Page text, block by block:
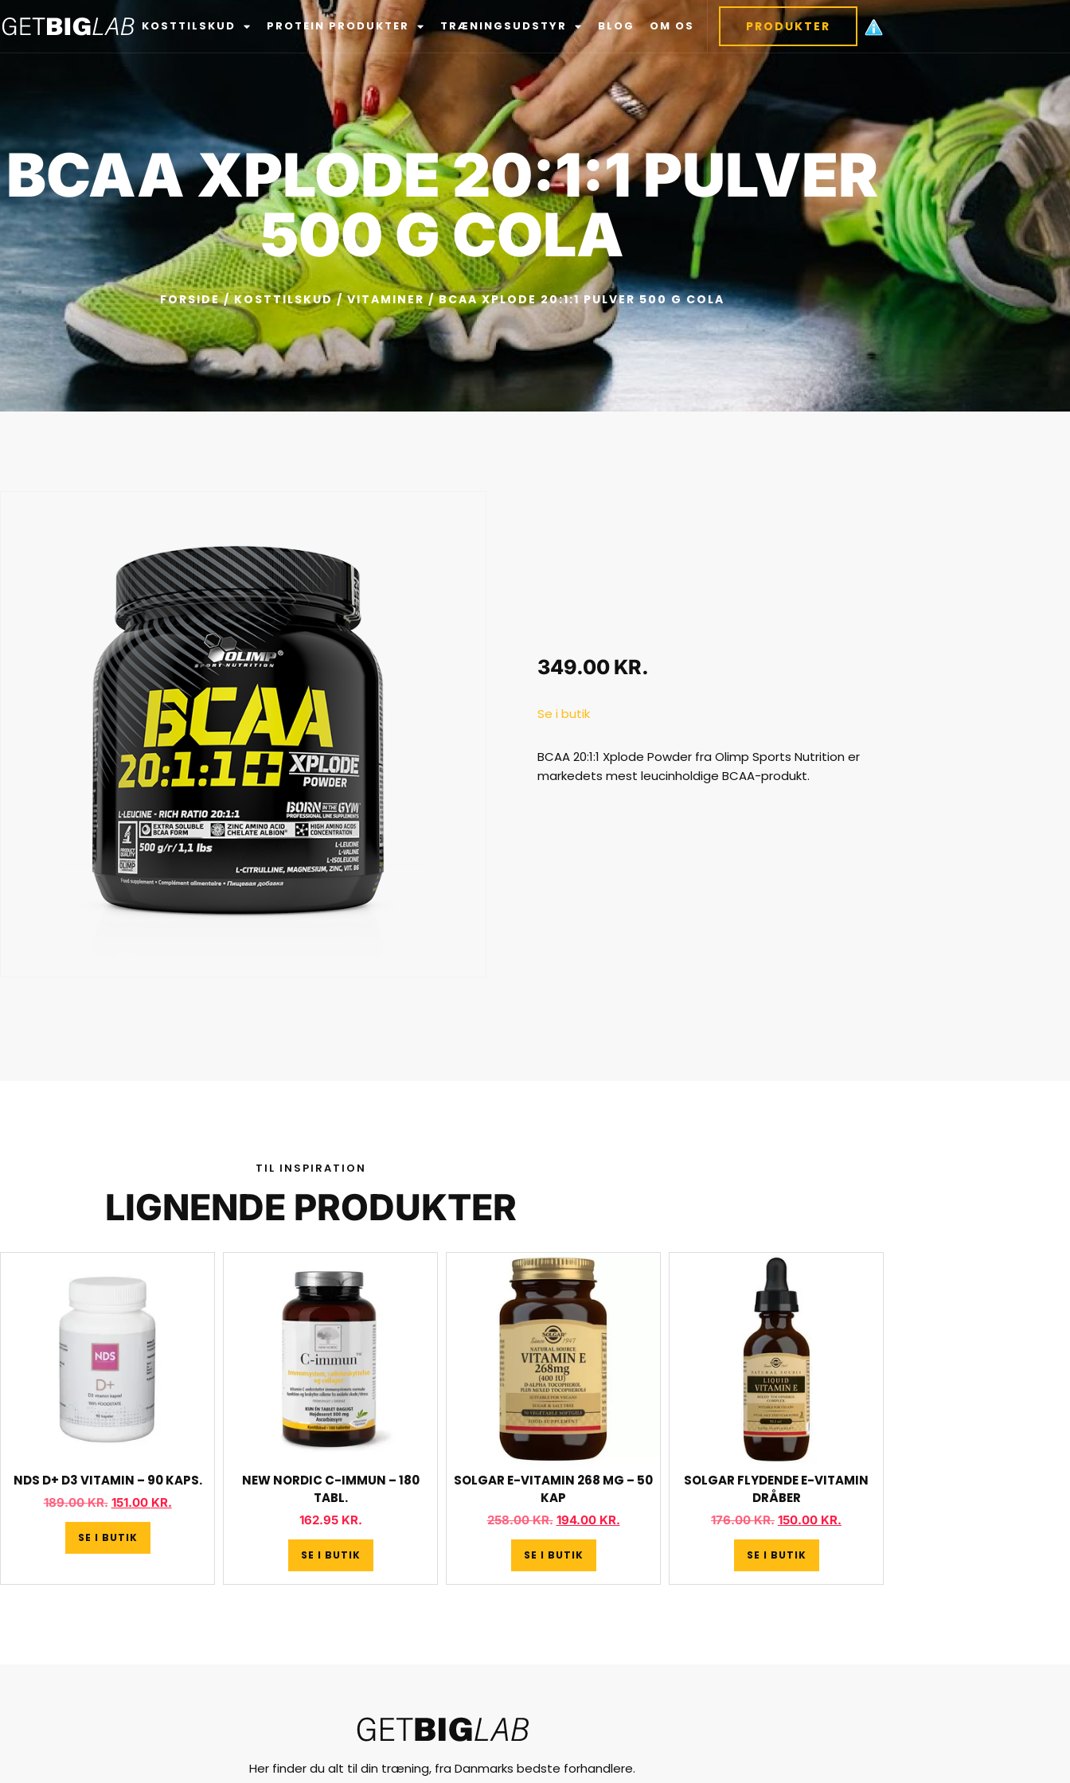
KOSTTILSKUD PROTEIN PRODUKTER TRÆNINGSUDSTYR BLOG OM OS PRODUKTER
BCAA XPLODE 20:1:1 PULVER
500 G COLA
FORSIDE/KOSTTILSKUD/VITAMINER / BCAA XPLODE 20:1:1 PULVER 500 G COLA
349.00 KR.
Se i butik
BCAA 20:1:1 Xplode Powder fra Olimp Sports Nutrition er
markedets mest leucinholdige BCAA-produkt.
TIL INSPIRATION
LIGNENDE PRODUKTER
NDS D+ D3 VITAMIN – 90 KAPS.
189.00KR. 151.00 KR.
SE I BUTIK
NEW NORDIC C-IMMUN – 180
TABL.
162.95 KR.
SE I BUTIK
SOLGAR E-VITAMIN 268 MG – 50
KAP
258.00KR. 194.00 KR.
SE I BUTIK
SOLGAR FLYDENDE E-VITAMIN
DRÅBER
176.00KR. 150.00 KR.
SE I BUTIK
Her finder du alt til din træning, fra Danmarks bedste forhandlere.